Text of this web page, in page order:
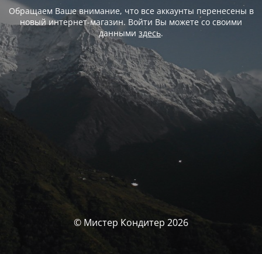
Обращаем Ваше внимание, что все аккаунты перенесены в
новый интернет-магазин. Войти Вы можете со своими
данными здесь.
© Мистер Кондитер 2026